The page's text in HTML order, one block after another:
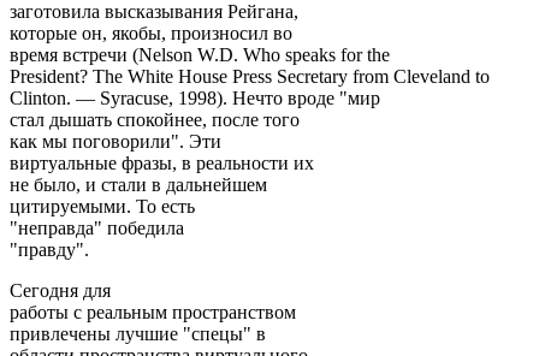
заготовила высказывания Рейгана,
которые он, якобы, произносил во
время встречи (Nelson W.D. Who speaks for the
President? The White House Press Secretary from Cleveland to
Clinton. — Syracuse, 1998). Нечто вроде "мир
стал дышать спокойнее, после того
как мы поговорили". Эти
виртуальные фразы, в реальности их
не было, и стали в дальнейшем
цитируемыми. То есть
"неправда" победила
"правду".
Сегодня для
работы с реальным пространством
привлечены лучшие "спецы" в